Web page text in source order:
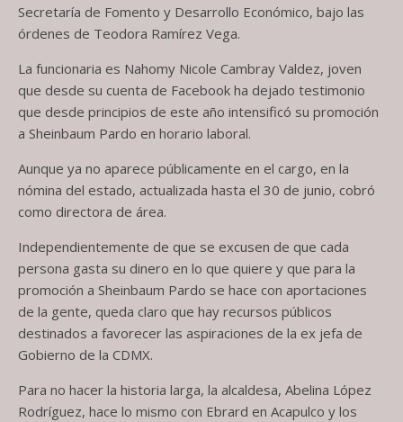
Secretaría de Fomento y Desarrollo Económico, bajo las
órdenes de Teodora Ramírez Vega.
La funcionaria es Nahomy Nicole Cambray Valdez, joven
que desde su cuenta de Facebook ha dejado testimonio
que desde principios de este año intensificó su promoción
a Sheinbaum Pardo en horario laboral.
Aunque ya no aparece públicamente en el cargo, en la
nómina del estado, actualizada hasta el 30 de junio, cobró
como directora de área.
Independientemente de que se excusen de que cada
persona gasta su dinero en lo que quiere y que para la
promoción a Sheinbaum Pardo se hace con aportaciones
de la gente, queda claro que hay recursos públicos
destinados a favorecer las aspiraciones de la ex jefa de
Gobierno de la CDMX.
Para no hacer la historia larga, la alcaldesa, Abelina López
Rodríguez, hace lo mismo con Ebrard en Acapulco y los